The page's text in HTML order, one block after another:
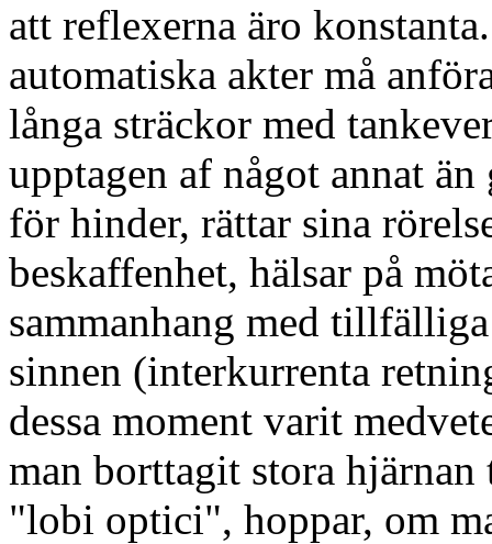
att reflexerna äro
automatiska akter må
långa sträckor med
upptagen af något annat
för hinder, rättar sina
beskaffenhet, hälsar på
sammanhang med
sinnen (interkurrenta
dessa moment varit
man borttagit stora
"lobi optici", hoppar, om